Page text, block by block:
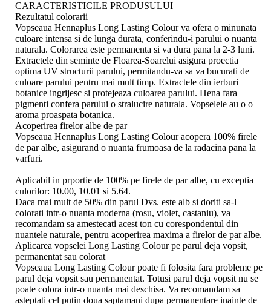
CARACTERISTICILE PRODUSULUI
Rezultatul colorarii
Vopseaua Hennaplus Long Lasting Colour va ofera o minunata
culoare intensa si de lunga durata, conferindu-i parului o nuanta
naturala. Colorarea este permanenta si va dura pana la 2-3 luni.
Extractele din seminte de Floarea-Soarelui asigura proectia
optima UV structurii parului, permitandu-va sa va bucurati de
culoare parului pentru mai mult timp. Extractele din ierburi
botanice ingrijesc si protejeaza culoarea parului. Hena fara
pigmenti confera parului o stralucire naturala. Vopselele au o o
aroma proaspata botanica.
Acoperirea firelor albe de par
Vopseaua Hennaplus Long Lasting Colour acopera 100% firele
de par albe, asigurand o nuanta frumoasa de la radacina pana la
varfuri.
Aplicabil in prportie de 100% pe firele de par albe, cu exceptia
culorilor: 10.00, 10.01 si 5.64.
Daca mai mult de 50% din parul Dvs. este alb si doriti sa-l
colorati intr-o nuanta moderna (rosu, violet, castaniu), va
recomandam sa amestecati acest ton cu corespondentul din
nuantele naturale, pentru acoperirea maxima a firelor de par albe.
Aplicarea vopselei Long Lasting Colour pe parul deja vopsit,
permanentat sau colorat
Vopseaua Long Lasting Colour poate fi folosita fara probleme pe
parul deja vopsit sau permanentat. Totusi parul deja vopsit nu se
poate colora intr-o nuanta mai deschisa. Va recomandam sa
asteptati cel putin doua saptamani dupa permanentare inainte de